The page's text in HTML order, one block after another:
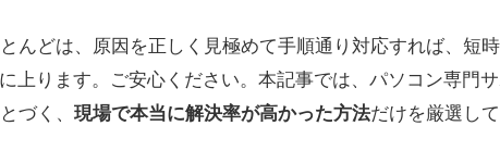
んどは、原因を正しく見極めて手順通り対応すれば、短
上ります。ご安心ください。本記事では、パソコン専門
づく、 現場で本当に解決率が高かった方法だけを厳選し